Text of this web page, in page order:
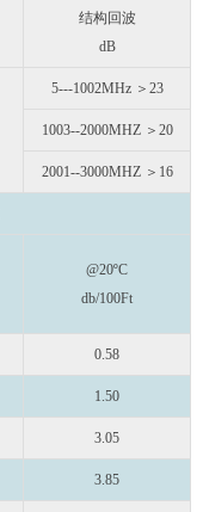
结构回波
dB
5---1002MHz ＞23
1003--2000MHZ ＞20
2001--3000MHZ ＞16
@20ºC
db/100Ft
0.58
1.50
3.05
3.85